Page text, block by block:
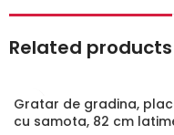
Related products
Gratar de gradina,
cu samota, 82 cm